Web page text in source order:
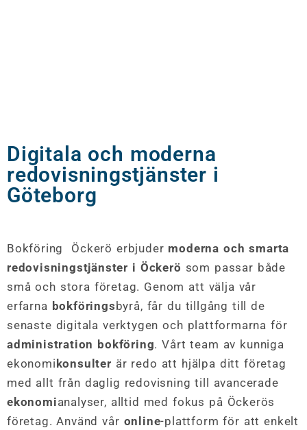
Digitala och moderna
redovisningstjänster i
Göteborg
Bokföring Öckerö erbjuder moderna och smarta
redovisningstjänster i Öckerö som passar både
små och stora företag. Genom att välja vår
erfarna bokföringsbyrå, får du tillgång till de
senaste digitala verktygen och plattformarna för
administration bokföring. Vårt team av kunniga
ekonomi konsulter är redo att hjälpa ditt företag
med allt från daglig redovisning till avancerade
ekonomianalyser, alltid med fokus på Öckerös
företag. Använd vår online-plattform för att enkelt